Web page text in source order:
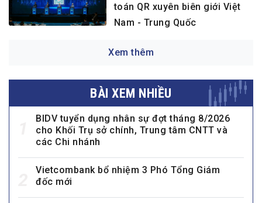
toán QR xuyên biên giới Việt
Nam - Trung Quốc
Xem thêm
BÀI XEM NHIỀU
BIDV tuyển dụng nhân sự đợt tháng 8/2026
cho Khối Trụ sở chính, Trung tâm CNTT và
các Chi nhánh
Vietcombank bổ nhiệm 3 Phó Tổng Giám
đốc mới